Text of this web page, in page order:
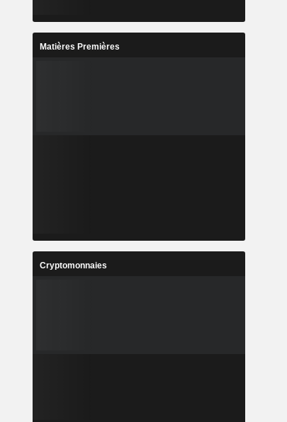
Matières Premières
Cryptomonnaies